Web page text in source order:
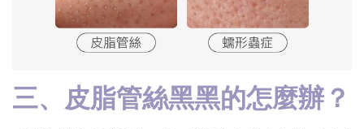
三、皮脂管絲黑黑的怎麼辦？